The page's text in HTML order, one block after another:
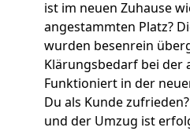
ist im neuen Zuhause
angestammten Platz?
wurden besenrein
Klärungsbedarf bei der
Funktioniert in der
Du als Kunde
und der Umzug ist